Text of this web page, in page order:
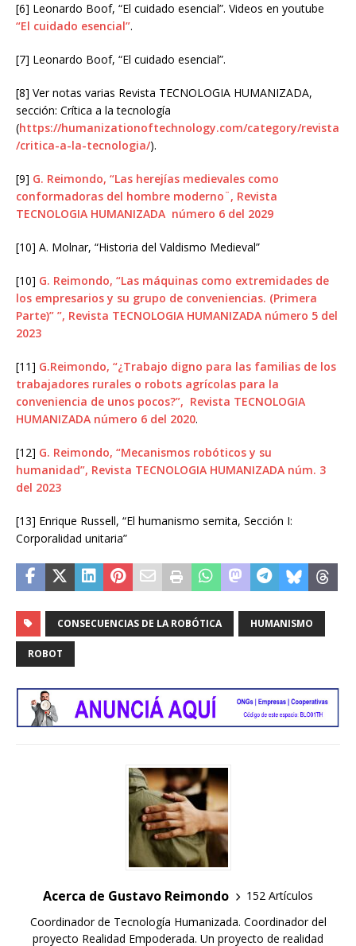
[6] Leonardo Boof, “El cuidado esencial”. Videos en youtube
“El cuidado esencial”.
[7] Leonardo Boof, “El cuidado esencial”.
[8] Ver notas varias Revista TECNOLOGIA HUMANIZADA,
sección: Crítica a la tecnología
(https://humanizationoftechnology.com/category/revista
/critica-a-la-tecnologia/).
[9] G. Reimondo, “Las herejías medievales como
conformadoras del hombre moderno¨, Revista
TECNOLOGIA HUMANIZADA número 6 del 2029
[10] A. Molnar, “Historia del Valdismo Medieval”
[10] G. Reimondo, “Las máquinas como extremidades de
los empresarios y su grupo de conveniencias. (Primera
Parte)” ”, Revista TECNOLOGIA HUMANIZADA número 5 del
2023
[11] G.Reimondo, “¿Trabajo digno para las familias de los
trabajadores rurales o robots agrícolas para la
conveniencia de unos pocos?”, Revista TECNOLOGIA
HUMANIZADA número 6 del 2020.
[12] G. Reimondo, “Mecanismos robóticos y su
humanidad”, Revista TECNOLOGIA HUMANIZADA núm. 3
del 2023
[13] Enrique Russell, “El humanismo semita, Sección I:
Corporalidad unitaria”
CONSECUENCIAS DE LA ROBÓTICA HUMANISMO
ROBOT
Acerca de Gustavo Reimondo
152 Artículos
Coordinador de Tecnología Humanizada. Coordinador del
proyecto Realidad Empoderada. Un proyecto de realidad